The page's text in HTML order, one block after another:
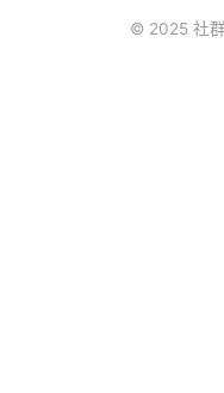
© 2025 社